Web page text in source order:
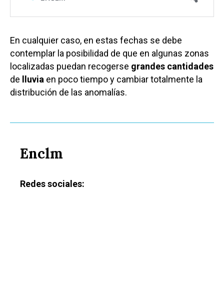
En cualquier caso, en estas fechas se debe
contemplar la posibilidad de que en algunas zonas
localizadas puedan recogerse grandes cantidades
de
lluvia en poco tiempo y cambiar totalmente la
distribución de las anomalías.
Enclm
Redes sociales: